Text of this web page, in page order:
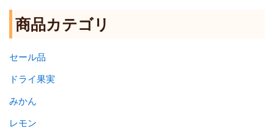
商品カテゴリ
セール品
ドライ果実
みかん
レモン